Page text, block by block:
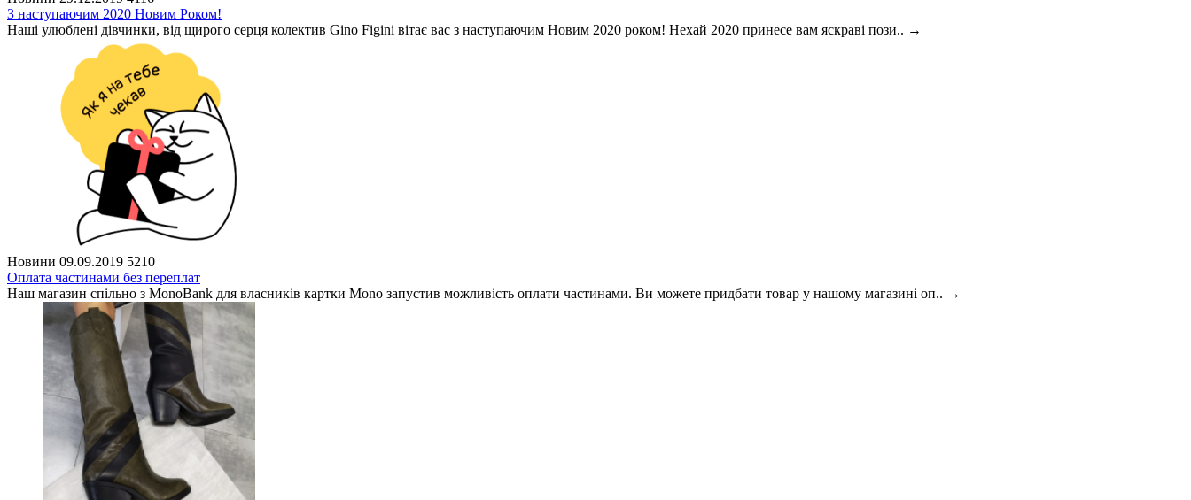
З наступаючим 2020 Новим Роком!
Наші улюблені дівчинки, від щирого серця колектив Gino Figini вітає вас з наступаючим Новим 2020 роком! Нехай 2020 принесе вам яскраві пози.. →
Новини 09.09.2019 5210
Оплата частинами без переплат
Наш магазин спільно з MonoBank для власників картки Mono запустив можливість оплати частинами. Ви можете придбати товар у нашому магазині оп.. →